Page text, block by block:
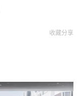
收藏分享